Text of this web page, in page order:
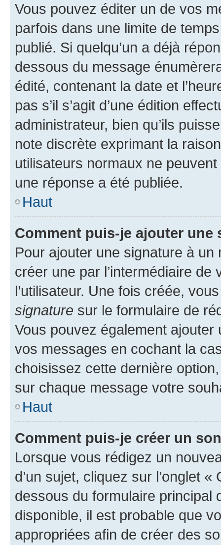
Vous pouvez éditer un de vos
parfois dans une limite de
publié. Si quelqu’un a déjà
dessous du message
édité, contenant la date et
pas s’il s’agit d’une édition
administrateur, bien qu’ils
note discrète exprimant la
utilisateurs normaux ne
une réponse a été publiée.
Haut
Comment puis-je ajouter une
Pour ajouter une signature à un
créer une par l’intermédiaire
l’utilisateur. Une fois créée,
signature sur le formulaire de
Vous pouvez également
vos messages en cochant la
choisissez cette dernière
sur chaque message votre
Haut
Comment puis-je créer un
Lorsque vous rédigez un
d’un sujet, cliquez sur l’onglet
dessous du formulaire principal
disponible, il est probable que
appropriées afin de créer des